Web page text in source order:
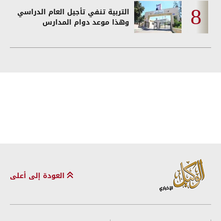
التربية تنفي تأجيل العام الدراسي
وهذا موعد دوام المدارس
العودة إلى أعلى